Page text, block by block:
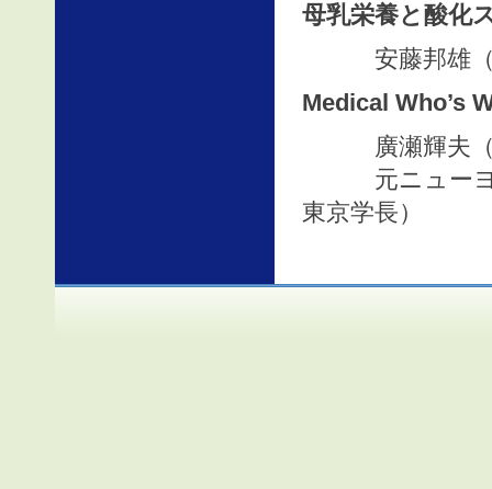
母乳栄養と酸化
安藤邦雄（腸
Medical Who’s
廣瀬輝夫（日
元ニューヨー
東京学長）